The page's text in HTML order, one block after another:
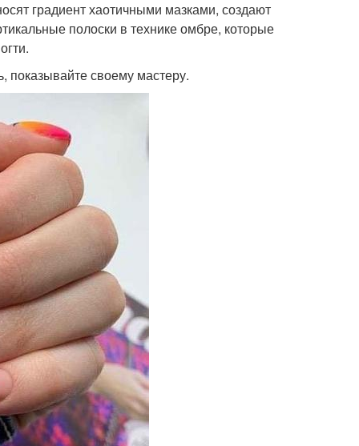
градиент хаотичными мазками, создают
полоски в технике омбре, которые
показывайте своему мастеру.